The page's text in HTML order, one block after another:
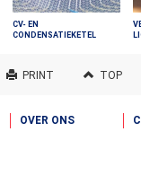
CV- EN
CONDENSATIEKETEL
PRINT TOP
OVER ONS